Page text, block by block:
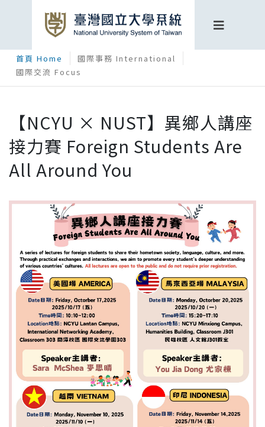
首頁 Home
國際事務 International
國際交流 Focus
【NCYU × NUST】異鄉人講座
接力賽 Foreign Students Are
All Around You